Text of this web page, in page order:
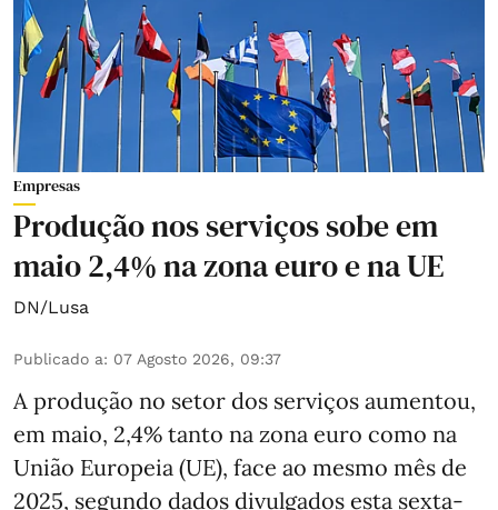
Empresas
Produção nos serviços sobe em
maio 2,4% na zona euro e na UE
DN/Lusa
Publicado a: 07 Agosto 2026, 09:37
A produção no setor dos serviços aumentou,
em maio, 2,4% tanto na zona euro como na
União Europeia (UE), face ao mesmo mês de
2025, segundo dados divulgados esta sexta-